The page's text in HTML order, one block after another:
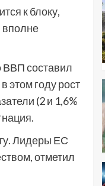
к блоку,
вполне
ВВП составил
этом году рост
(2 и 1,6%
Лидеры ЕС
отметил